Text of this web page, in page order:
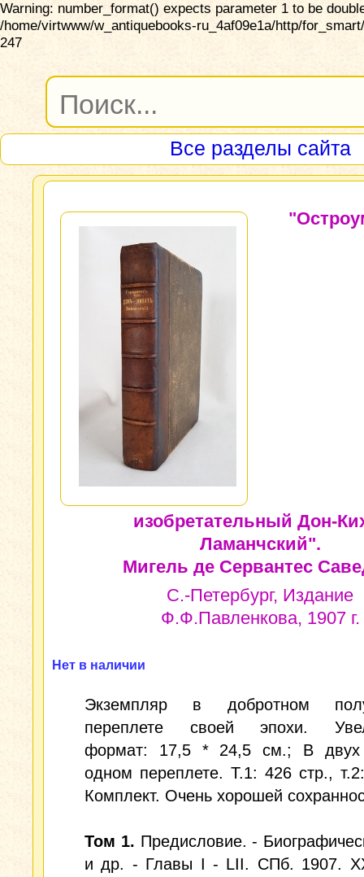
Warning: number_format() expects parameter 1 to be
/home/virtwww/w_antiquebooks-ru_4af09e1a/http/
247
Все разделы сайта
изобретательный Дон-
Ламанчский".
Мигель де Сервантес
С.-Петербург, Издание
Ф.Ф.Павленкова, 1907 г.
Нет в наличии
Экземпляр в добротном
переплете своей эпохи.
формат: 17,5 * 24,5 см.; В двух
одном переплете. Т.1: 426 стр.,
Комплект. Очень хорошей
Том 1. Предисловие. -
и др. - Главы I - LII. СПб. 1907.